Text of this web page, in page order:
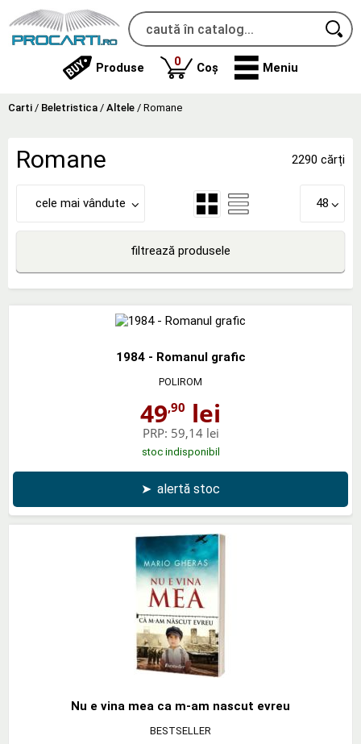
Produse 0produse
Coș Meniu
Carti / Beletristica / Altele / Romane
Romane 2290 cărți
cele mai vândute 48
filtrează produsele
1984 - Romanul grafic
POLIROM
49,90 lei
PRP: 59,14 lei
stoc indisponibil
➤ alertă stoc
Nu e vina mea ca m-am nascut evreu
BESTSELLER